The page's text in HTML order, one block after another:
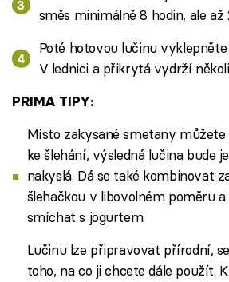
směs minimálně 8 hodin, ale až
Poté hotovou lučinu
V lednici a přikrytá vydrží
PRIMA TIPY:
Místo zakysané smetany
ke šlehání, výsledná lučina bude
nakyslá. Dá se také kombinovat
šlehačkou v libovolném poměru
smíchat s jogurtem.
Lučinu lze připravovat přírodní,
toho, na co ji chcete dále použít.